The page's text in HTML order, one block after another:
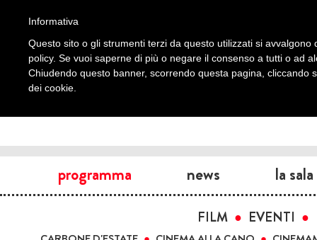
programma news la sala
FILM EVENTI
Informativa
Questo sito o gli strumenti terzi da questo utilizzati si
policy. Se vuoi saperne di più o negare il consenso a tutti o ad
Chiudendo questo banner, scorrendo questa pagina, cliccando
dei cookie.